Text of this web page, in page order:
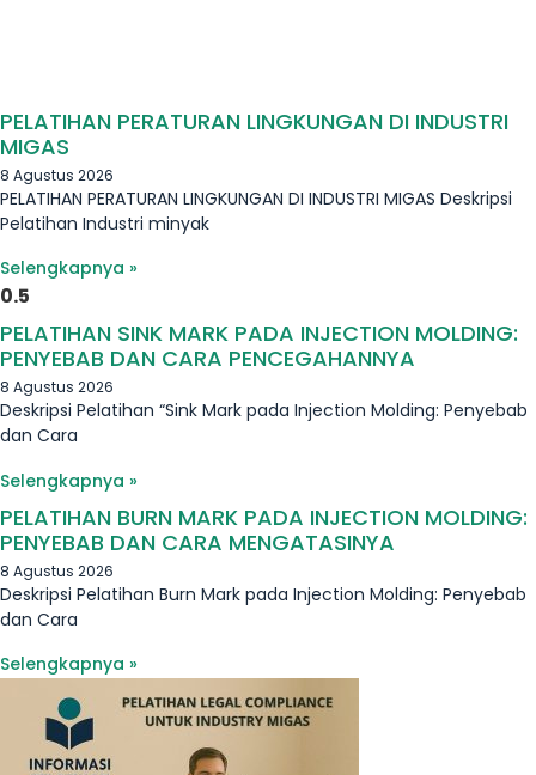
PELATIHAN PERATURAN LINGKUNGAN DI INDUSTRI
MIGAS
8 Agustus 2026
PELATIHAN PERATURAN LINGKUNGAN DI INDUSTRI MIGAS Deskripsi
Pelatihan Industri minyak
Selengkapnya »
PELATIHAN SINK MARK PADA INJECTION MOLDING:
PENYEBAB DAN CARA PENCEGAHANNYA
8 Agustus 2026
Deskripsi Pelatihan “Sink Mark pada Injection Molding: Penyebab
dan Cara
Selengkapnya »
PELATIHAN BURN MARK PADA INJECTION MOLDING:
PENYEBAB DAN CARA MENGATASINYA
8 Agustus 2026
Deskripsi Pelatihan Burn Mark pada Injection Molding: Penyebab
dan Cara
Selengkapnya »